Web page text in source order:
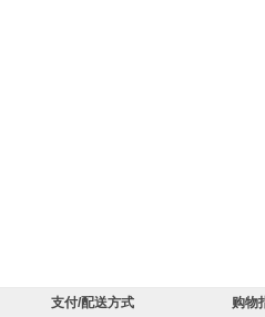
支付/配送方式 购物